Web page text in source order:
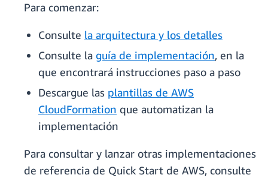
Para comenzar:
Consulte la arquitectura y los detalles
Consulte la guía de implementación, en la
que encontrará instrucciones paso a paso
Descargue las plantillas de AWS
CloudFormation que automatizan la
implementación
Para consultar y lanzar otras implementaciones
de referencia de Quick Start de AWS, consulte